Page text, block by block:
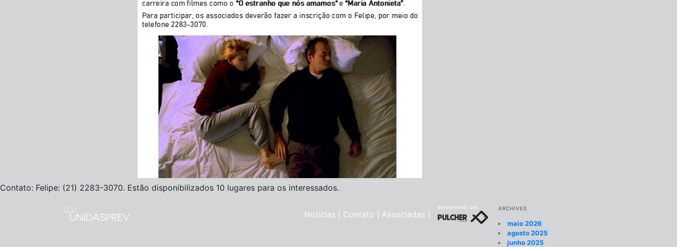
Contato: Felipe: (21) 2283-3070. Estão disponibilizados 10 lugares para os interessados.
ARCHIVES
maio 2026
agosto 2025
junho 2025
Notícias Contato Associadas